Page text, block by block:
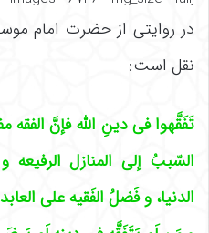
در روایتی از حضرت امام
نقل است:
تَفَقَّهوا فی دینِ الله فإنَّ الفقه
السّببُ إلی المنازل
الدنیا، و فَضلُ الفَقیه علی